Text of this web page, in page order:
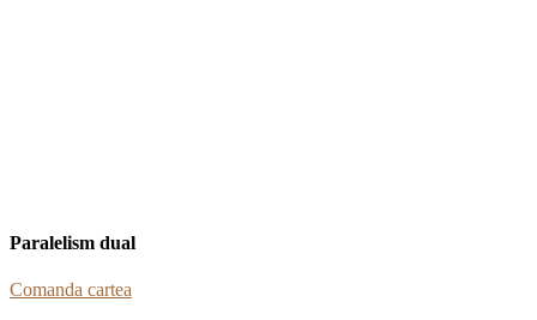
Paralelism dual
Comanda cartea